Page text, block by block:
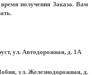
получения Заказа. Вам
ул. Автодорожная, д. 1А
ул. Железнодорожная, д.